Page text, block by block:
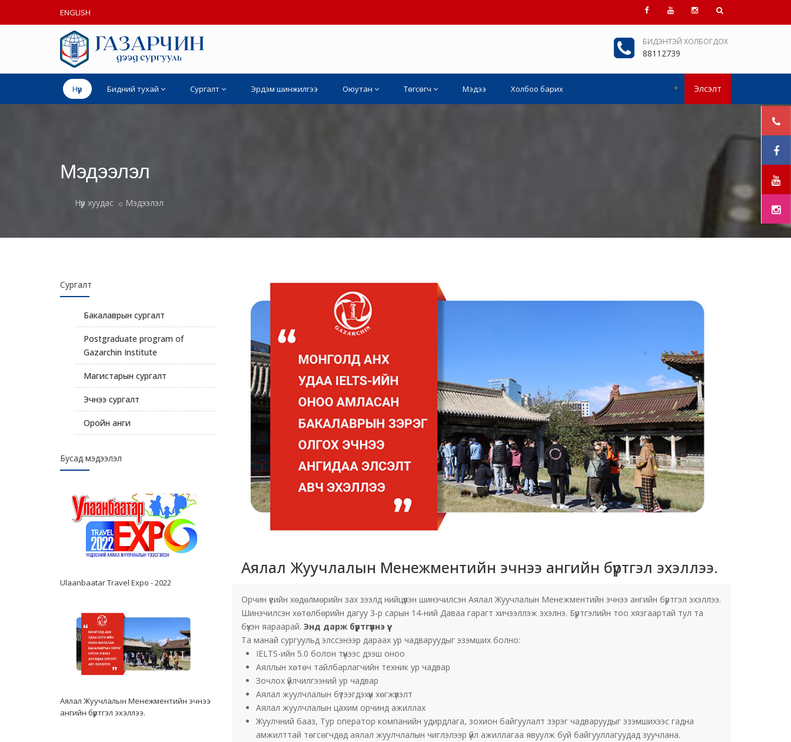
ENGLISH
БИДЭНТЭЙ ХОЛБОГДОХ
88112739
Нүүр Бидний тухай Сургалт Эрдэм шинжилгээ Оюутан Төгсөгч Мэдээ Холбоо барих Элсэлт
Мэдээлэл
Нүүр хуудас Мэдээлэл
Аялал Жуучлалын Менежментийн эчнээ ангийн бүртгэл эхэллээ.
Орчин үеийн хөдөлмөрийн зах зээлд нийцүүлэн шинэчилсэн Аялал Жуучлалын Менежментийн эчнээ ангийн бүртгэл эхэллээ.
Шинэчилсэн хөтөлбөрийн дагуу 3-р сарын 14-ний Даваа гарагт хичээллэж эхэлнэ. Бүртгэлийн тоо хязгаартай тул та
бүхэн яараарай. Энд дарж бүртгүүлнэ үү.
Та манай сургуульд элссэнээр дараах ур чадваруудыг эзэмших болно:
IELTS-ийн 5.0 болон түүнээс дээш оноо
Аяллын хөтөч тайлбарлагчийн техник ур чадвар
Зочлох үйлчилгээний ур чадвар
Аялал жуулчлалын бүтээгдэхүүн хөгжүүлэлт
Аялал жуулчлалын цахим орчинд ажиллах
Жуулчний бааз, Тур оператор компанийн удирдлага, зохион байгуулалт зэрэг чадваруудыг эзэмшихээс гадна
амжилттай төгсөгчдөд аялал жуулчлалын чиглэлээр үйл ажиллагаа явуулж буй байгууллагуудад зуучлана.
Сургалт
Бакалаврын сургалт
Postgraduate program of
Gazarchin Institute
Магистарын сургалт
Эчнээ сургалт
Оройн анги
Бусад мэдээлэл
Ulaanbaatar Travel Expo - 2022
Аялал Жуучлалын Менежментийн эчнээ
ангийн бүртгэл эхэллээ.